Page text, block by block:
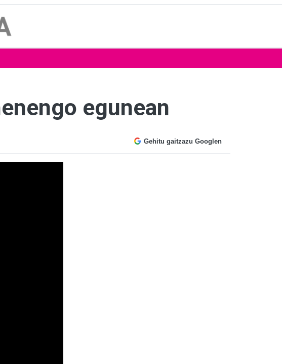
egunean
Gehitu gaitzazu Googlen